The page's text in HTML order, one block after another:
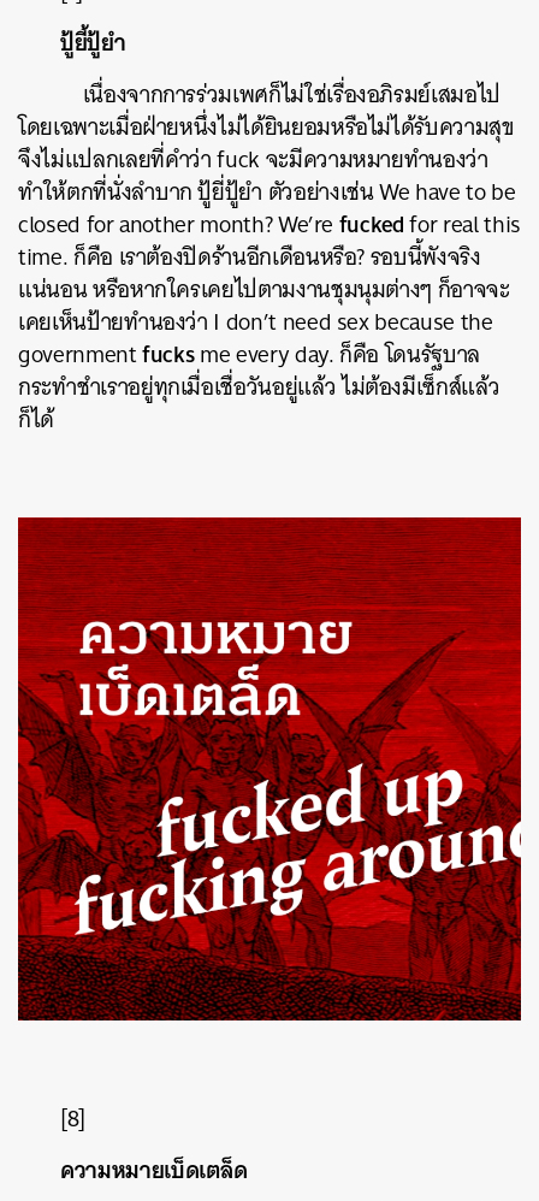
ปู้ยี้ปู้ยำ
เนื่องจากการร่วมเพศก็ไม่ใช่เรื่องอภิรมย์เสมอไป
โดยเฉพาะเมื่อฝ่ายหนึ่งไม่ได้ยินยอมหรือไม่ได้รับความสุข
จึงไม่แปลกเลยที่คำว่า fuck จะมีความหมายทำนองว่า
ทำให้ตกที่นั่งลำบาก ปู้ยี่ปู้ยำ ตัวอย่างเช่น We have to be
closed for another month? We’refuckedfor real this
time. ก็คือ เราต้องปิดร้านอีกเดือนหรือ? รอบนี้พังจริง
แน่นอน หรือหากใครเคยไปตามงานชุมนุมต่างๆ ก็อาจจะ
เคยเห็นป้ายทำนองว่า I don’t need sex because the
governmentfucksme every day. ก็คือ โดนรัฐบาล
กระทำชำเราอยู่ทุกเมื่อเชื่อวันอยู่แล้ว ไม่ต้องมีเซ็กส์แล้ว
ก็ได้
[8]
ความหมายเบ็ดเตล็ด